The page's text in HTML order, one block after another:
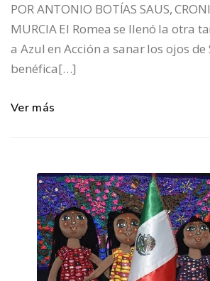
POR ANTONIO BOTÍAS SAUS,
MURCIA El Romea se llenó la otra
a Azul en Acción a sanar los ojos de
benéfica[…]
Ver más